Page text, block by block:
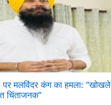
पर मलविंदर कंग का हमला: “खोखले
चिंताजनक”